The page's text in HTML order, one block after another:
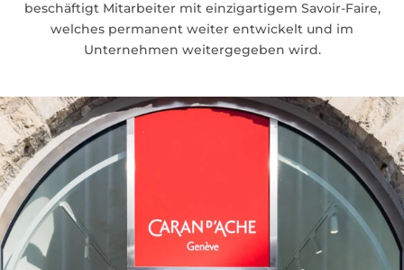
beschäftigt Mitarbeiter mit einzigartigem Savoir-Faire,
welches permanent weiter entwickelt und im
Unternehmen weitergegeben wird.